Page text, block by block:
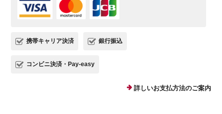
携帯キャリア決済 銀行振込
コンビニ決済・Pay-easy
詳しいお支払方法のご案内